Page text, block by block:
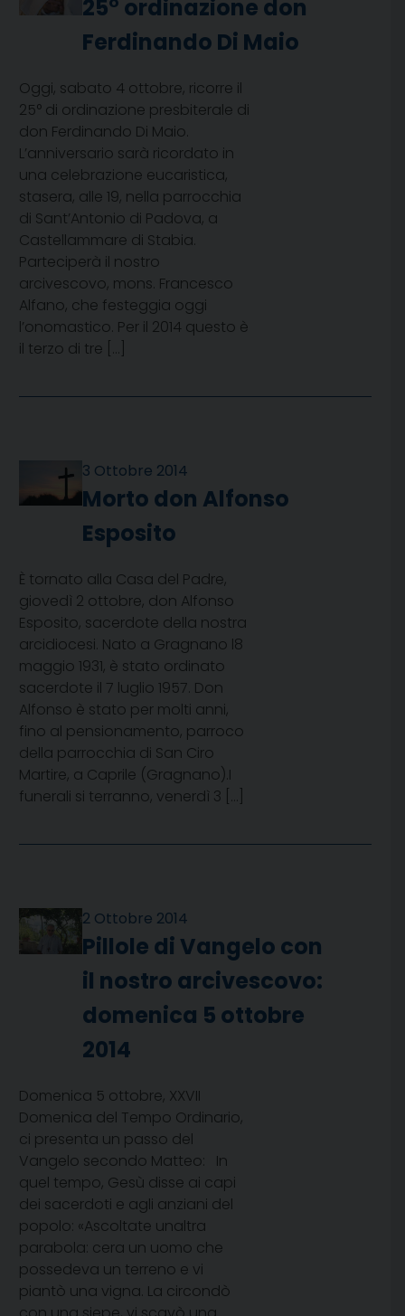
25° ordinazione don
Ferdinando Di Maio
Oggi, sabato 4 ottobre, ricorre il
25° di ordinazione presbiterale di
don Ferdinando Di Maio.
L’anniversario sarà ricordato in
una celebrazione eucaristica,
stasera, alle 19, nella parrocchia
di Sant’Antonio di Padova, a
Castellammare di Stabia.
Parteciperà il nostro
arcivescovo, mons. Francesco
Alfano, che festeggia oggi
l’onomastico. Per il 2014 questo è
il terzo di tre […]
3 Ottobre 2014
Morto don Alfonso
Esposito
È tornato alla Casa del Padre,
giovedì 2 ottobre, don Alfonso
Esposito, sacerdote della nostra
arcidiocesi. Nato a Gragnano l8
maggio 1931, è stato ordinato
sacerdote il 7 luglio 1957. Don
Alfonso è stato per molti anni,
fino al pensionamento, parroco
della parrocchia di San Ciro
Martire, a Caprile (Gragnano).I
funerali si terranno, venerdì 3 […]
2 Ottobre 2014
Pillole di Vangelo con
il nostro arcivescovo:
domenica 5 ottobre
2014
Domenica 5 ottobre, XXVII
Domenica del Tempo Ordinario,
ci presenta un passo del
Vangelo secondo Matteo: In
quel tempo, Gesù disse ai capi
dei sacerdoti e agli anziani del
popolo: «Ascoltate unaltra
parabola: cera un uomo che
possedeva un terreno e vi
piantò una vigna. La circondò